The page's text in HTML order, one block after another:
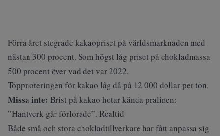
Förra året stegrade kakaopriset på världsmarknaden med
nästan 300 procent. Som högst låg priset på chokladmassa
500 procent över vad det var 2022.
Toppnoteringen för kakao låg då på 12 000 dollar per ton.
Missa inte: Brist på kakao hotar kända pralinen:
”Hantverk går förlorade”. Realtid
Både små och stora chokladtillverkare har fått anpassa sig